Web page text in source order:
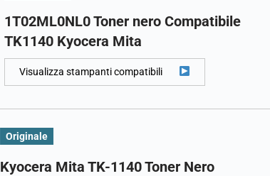
1T02ML0NL0 Toner nero Compatibile
TK1140 Kyocera Mita
Visualizza stampanti compatibili
Originale
Kyocera Mita TK-1140 Toner Nero